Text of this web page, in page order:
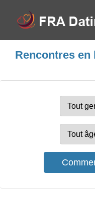
Rencontres en